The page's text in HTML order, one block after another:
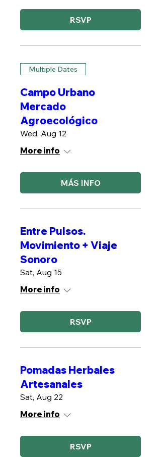
RSVP
Multiple Dates
Campo Urbano
Mercado
Agroecológico
Wed, Aug 12
More info
MÁS INFO
Entre Pulsos.
Movimiento + Viaje
Sonoro
Sat, Aug 15
More info
RSVP
Pomadas Herbales
Artesanales
Sat, Aug 22
More info
RSVP